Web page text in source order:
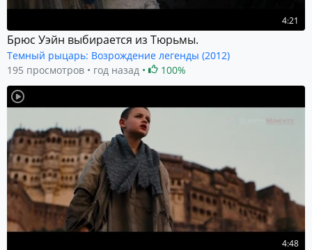
4:21
Брюс Уэйн выбирается из Тюрьмы.
Темный рыцарь: Возрождение легенды (2012)
195 просмотров
год назад 100%
4:48